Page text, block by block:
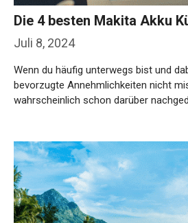
Juli 8, 2024
Die 4 besten Makita Akku
Wenn du häufig unterwegs bist und
bevorzugte Annehmlichkeiten nicht
wahrscheinlich schon darüber